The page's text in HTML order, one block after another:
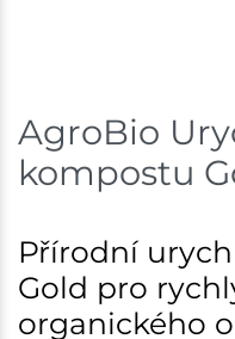
AgroBio
kompostu
Přírodní
Gold pro
organického